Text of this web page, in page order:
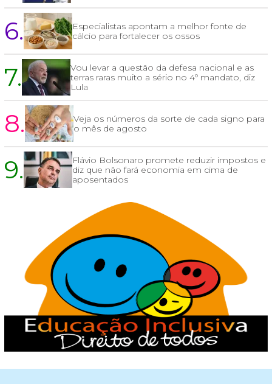
6.
Especialistas apontam a melhor fonte de
cálcio para fortalecer os ossos
7.
Vou levar a questão da defesa nacional e as
terras raras muito a sério no 4º mandato, diz
Lula
8.
Veja os números da sorte de cada signo para
o mês de agosto
9.
Flávio Bolsonaro promete reduzir impostos e
diz que não fará economia em cima de
aposentados